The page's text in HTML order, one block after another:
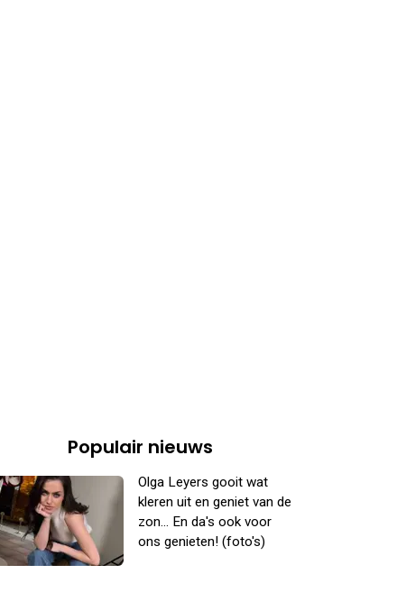
Populair nieuws
Olga Leyers gooit wat
kleren uit en geniet van de
zon... En da's ook voor
ons genieten! (foto's)